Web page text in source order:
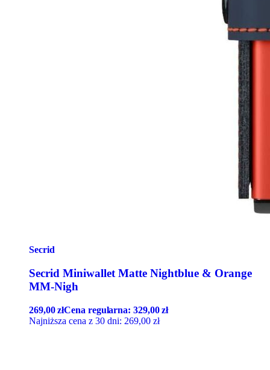
Secrid
Secrid Miniwallet Matte Nightblue & Orange
MM-Nigh
269,00złCena regularna:329,00zł
Najniższa cena z 30 dni: 269,00 zł